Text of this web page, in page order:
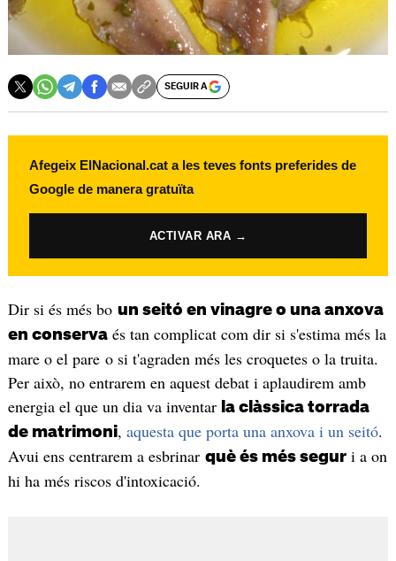
SEGUIR A
Afegeix ElNacional.cat a les teves fonts preferides de
Google de manera gratuïta
ACTIVAR ARA →
Dir si és més bo un seitó en vinagre o una anxova
en conservaés tan complicat com dir si s'estima més la
mare o el pare o si t'agraden més les croquetes o la truita.
Per això, no entrarem en aquest debat i aplaudirem amb
energia el que un dia va inventar la clàssica torrada
de matrimoni, aquesta que porta una anxova i un seitó.
Avui ens centrarem a esbrinar què és més seguri a on
hi ha més riscos d'intoxicació.